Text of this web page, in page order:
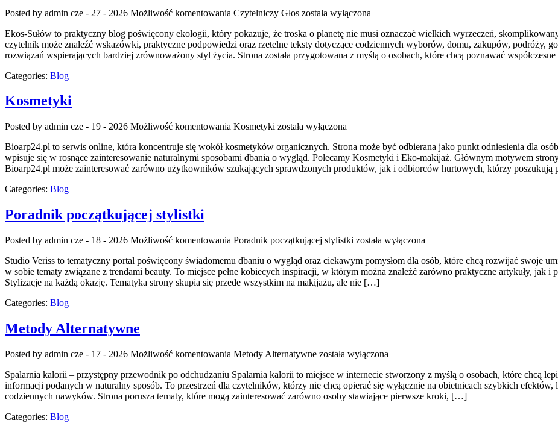
Posted by admin cze - 27 - 2026 Możliwość komentowania Czytelniczy Głos została wyłączona
Ekos-Sułów to praktyczny blog poświęcony ekologii, który pokazuje, że troska o planetę nie musi oznaczać wielkich wyrzeczeń,
czytelnik może znaleźć wskazówki, praktyczne podpowiedzi oraz rzetelne teksty dotyczące codziennych wyborów, domu, zakupów, podróży,
rozwiązań wspierających bardziej zrównoważony styl życia. Strona została przygotowana z myślą o osobach, które chcą poznawać
Categories: Blog
Kosmetyki
Posted by admin cze - 19 - 2026 Możliwość komentowania Kosmetyki została wyłączona
Bioarp24.pl to serwis online, która koncentruje się wokół kosmetyków organicznych. Strona może być odbierana jako punkt odniesienia dla
wpisuje się w rosnące zainteresowanie naturalnymi sposobami dbania o wygląd. Polecamy Kosmetyki i Eko-makijaż. Głównym motywem
Bioarp24.pl może zainteresować zarówno użytkowników szukających sprawdzonych produktów, jak i odbiorców hurtowych, którzy
Categories: Blog
Poradnik początkującej stylistki
Posted by admin cze - 18 - 2026 Możliwość komentowania Poradnik początkującej stylistki została wyłączona
Studio Veriss to tematyczny portal poświęcony świadomemu dbaniu o wygląd oraz ciekawym pomysłom dla osób, które chcą rozwijać swoje
w sobie tematy związane z trendami beauty. To miejsce pełne kobiecych inspiracji, w którym można znaleźć zarówno praktyczne artykuły, jak
Stylizacje na każdą okazję. Tematyka strony skupia się przede wszystkim na makijażu, ale nie […]
Categories: Blog
Metody Alternatywne
Posted by admin cze - 17 - 2026 Możliwość komentowania Metody Alternatywne została wyłączona
Spalarnia kalorii – przystępny przewodnik po odchudzaniu Spalarnia kalorii to miejsce w internecie stworzony z myślą o osobach, które chcą
informacji podanych w naturalny sposób. To przestrzeń dla czytelników, którzy nie chcą opierać się wyłącznie na obietnicach szybkich
codziennych nawyków. Strona porusza tematy, które mogą zainteresować zarówno osoby stawiające pierwsze kroki, […]
Categories: Blog